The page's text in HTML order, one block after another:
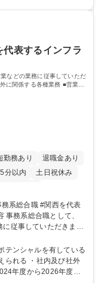
表するインフラ
などの業務に従事していただ
に関係する各種業務 ■営業部
勤務あり
退職金あり
分以内
土日祝休み
従事していただきま
海外に関係する各種業
及び将来のキャリアを
OJTでの現場育成や研
テンシャルを有している
られる ・社内及び社外